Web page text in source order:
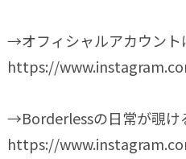
→オフィシャルアカウント
https://
→Borderlessの日常が覗け
https://